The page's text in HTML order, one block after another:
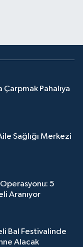
Çarpmak Pahalıya
Sağlığı Merkezi
5
Aranıyor
Bal Festivalinde
Alacak